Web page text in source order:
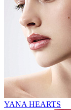
YANA HEARTS